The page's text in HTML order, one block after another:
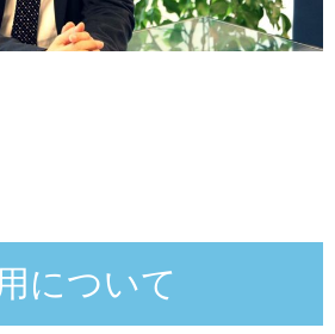
について